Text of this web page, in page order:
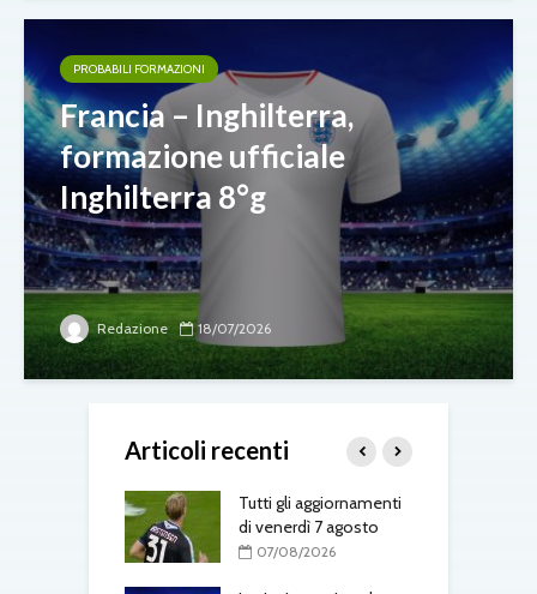
PROBABILI FORMAZIONI
Francia – Inghilterra,
formazione ufficiale
Inghilterra 8°g
Redazione 18/07/2026
Articoli recenti
Tutti gli aggiornamenti
di venerdì 7 agosto
07/08/2026